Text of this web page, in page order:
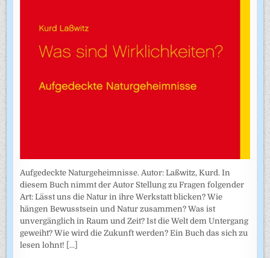
Aufgedeckte Naturgeheimnisse. Autor: Laßwitz, Kurd. In
diesem Buch nimmt der Autor Stellung zu Fragen folgender
Art: Lässt uns die Natur in ihre Werkstatt blicken? Wie
hängen Bewusstsein und Natur zusammen? Was ist
unvergänglich in Raum und Zeit? Ist die Welt dem Untergang
geweiht? Wie wird die Zukunft werden? Ein Buch das sich zu
lesen lohnt! [...]